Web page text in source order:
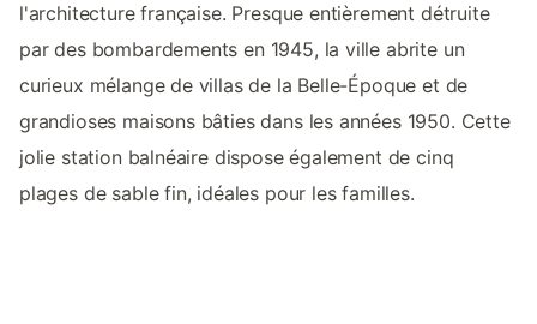
l'architecture française. Presque entièrement détruite
par des bombardements en 1945, la ville abrite un
curieux mélange de villas de la Belle-Époque et de
grandioses maisons bâties dans les années 1950. Cette
jolie station balnéaire dispose également de cinq
plages de sable fin, idéales pour les familles.